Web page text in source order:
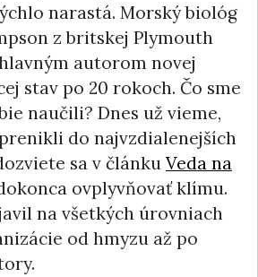
narastá. Morský biológ
z britskej Plymouth
autorom novej
stav po 20 rokoch. Čo sme
naučili? Dnes už vieme,
do najvzdialenejších
sa v článku Veda na
ovplyvňovať klímu.
na všetkých úrovniach
od hmyzu až po